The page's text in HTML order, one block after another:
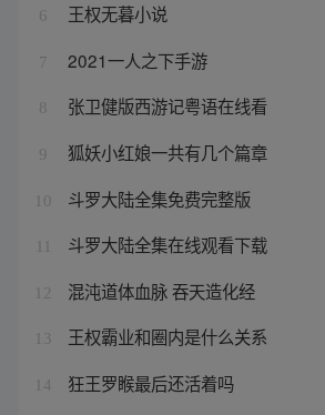
6 王权无暮小说
7 2021一人之下手游
8 张卫健版西游记粤语在线看
9 狐妖小红娘一共有几个篇章
10 斗罗大陆全集免费完整版
斗罗大陆全集在线观看下载
12 混沌道体血脉 吞天造化经
13 王权霸业和圈内是什么关系
14 狂王罗睺最后还活着吗